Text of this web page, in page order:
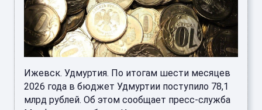
Ижевск. Удмуртия. По итогам шести месяцев
2026 года в бюджет Удмуртии поступило 78,1
млрд рублей. Об этом сообщает пресс-служба